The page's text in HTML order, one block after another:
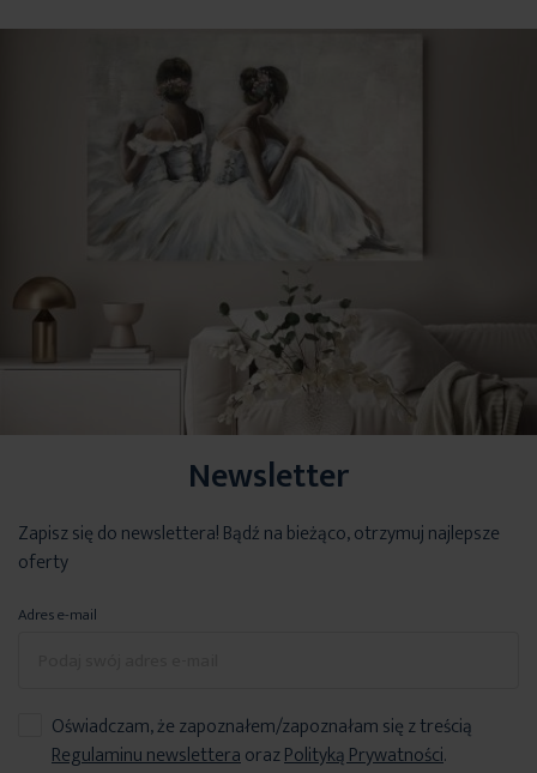
Newsletter
Zapisz się do newslettera! Bądź na bieżąco, otrzymuj najlepsze
oferty
Adres e-mail
Oświadczam, że zapoznałem/zapoznałam się z treścią
Regulaminu newsletteraorazPolityką Prywatności.